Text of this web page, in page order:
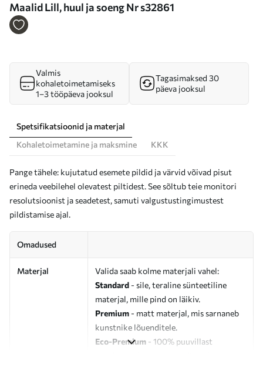
Maalid Lill, huul ja soeng Nr s32861
Valmis
kohaletoimetamiseks
1–3 tööpäeva jooksul
Tagasimaksed 30
päeva jooksul
Spetsifikatsioonid ja materjal
Kohaletoimetamine ja maksmine
KKK
Pange tähele: kujutatud esemete pildid ja värvid võivad pisut
erineda veebilehel olevatest piltidest. See sõltub teie monitori
resolutsioonist ja seadetest, samuti valgustustingimustest
pildistamise ajal.
Omadused
Materjal
Valida saab kolme materjali vahel:
Standard - sile, teraline sünteetiline
materjal, mille pind on läikiv.
Premium - matt materjal, mis sarnaneb
kunstnike lõuenditele.
Eco-Premium - 100% puuvillast